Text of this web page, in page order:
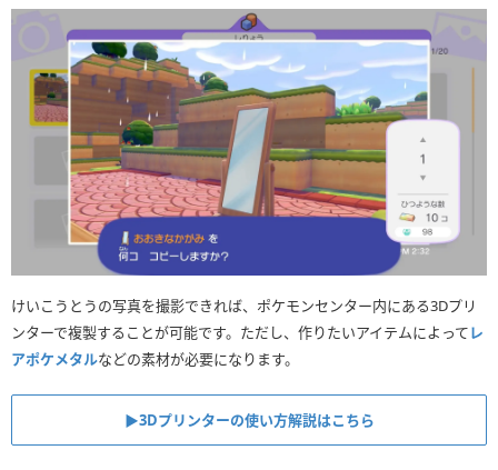
けいこうとうの写真を撮影できれば、ポケモンセンター内にある3Dプリ
ンターで複製することが可能です。ただし、作りたいアイテムによってレ
アポケメタルなどの素材が必要になります。
▶︎3Dプリンターの使い方解説はこちら